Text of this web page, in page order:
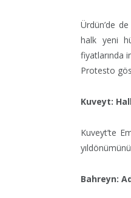
Ürdün’de de
halk yeni
fiyatlarında
Protesto
Kuveyt:
Kuveyt’te
Bahreyn: